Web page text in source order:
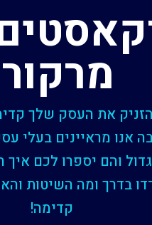
את העסק שלך
אנו מראיינים בעלי
והם יספרו לכם
בדרך ומה השיטות
קדימה!